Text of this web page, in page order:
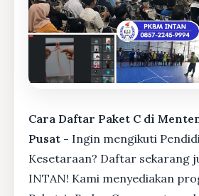
Cara Daftar Paket C di
Pusat - Ingin mengikuti
Kesetaraan? Daftar sekarang
INTAN! Kami menyediakan